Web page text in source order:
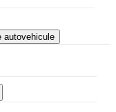
autovehicule